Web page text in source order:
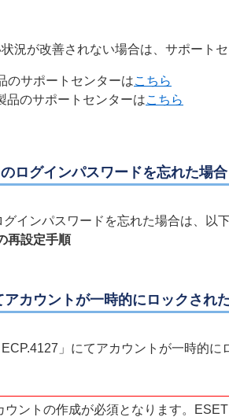
況が改善されない場合は、サポート
のサポートセンターはこちら
品のサポートセンターはこちら
ログインパスワードを忘れた場合
グインパスワードを忘れた場合は、以
再設定手順
アカウントが一時的にロックされ
ECP.4127」にてアカウントが一時的
ウントの作成が必須となります。